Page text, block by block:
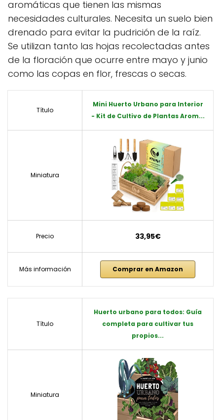
aromáticas que tienen las mismas
necesidades culturales. Necesita un suelo bien
drenado para evitar la pudrición de la raíz.
Se utilizan tanto las hojas recolectadas antes
de la floración que ocurre entre mayo y junio
como las copas en flor, frescas o secas.
Título
Mini Huerto Urbano para Interior
- Kit de Cultivo de Plantas Arom...
Miniatura
Precio 33,95€
Más información Comprar en Amazon
Título
Huerto urbano para todos: Guía
completa para cultivar tus
propios...
Miniatura